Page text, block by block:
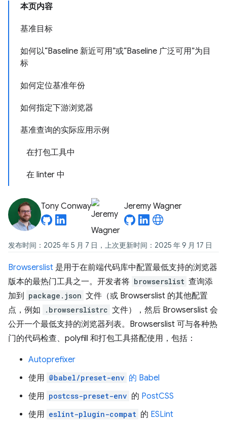
本页内容
基准目标
如何以“Baseline 新近可用”或“Baseline 广泛可用”为目
标
如何定位基准年份
如何指定下游浏览器
基准查询的实际应用示例
在打包工具中
在 linter 中
Tony Conway Jeremy Wagner
发布时间：2025 年 5 月 7 日，上次更新时间：2025 年 9 月 17 日
Browserslist 是用于在前端代码库中配置最低支持的浏览器
版本的最热门工具之一。开发者将 browserslist 查询添
加到 package.json 文件（或 Browserslist 的其他配置
点，例如
.browserslistrc 文件），然后 Browserslist 会
公开一个最低支持的浏览器列表。Browserslist 可与各种热
门的代码检查、polyfill 和打包工具搭配使用，包括：
Autoprefixer
使用 @babel/preset-env 的 Babel
使用 postcss-preset-env 的 PostCSS
使用 eslint-plugin-compat 的 ESLint